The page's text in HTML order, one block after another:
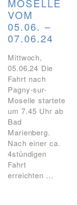
MOSELLE
VOM
05.06. –
07.06.24
Mittwoch,
05.06.24 Die
Fahrt nach
Pagny-sur-
Moselle startete
um 7.45 Uhr ab
Bad
Marienberg.
Nach einer ca.
4stündigen
Fahrt
erreichten …